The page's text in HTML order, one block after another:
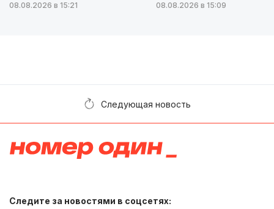
08.08.2026 в 15:21 08.08.2026 в 15:09
Следующая новость
Следите за новостями в соцсетях: